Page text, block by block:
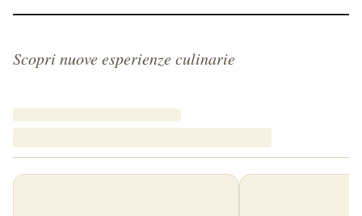
Scopri nuove esperienze culinarie